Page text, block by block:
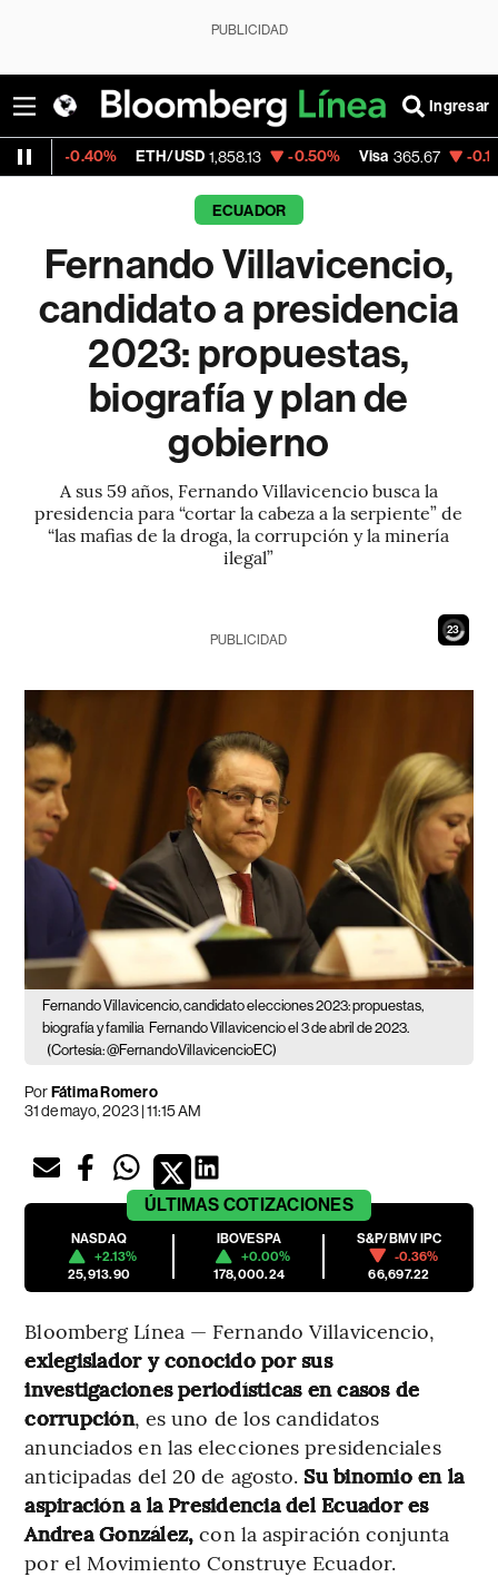
PUBLICIDAD
Ingresar
ETH/USD 1,858.13 -0.50% Visa 365.67 -0.13%
ECUADOR
Fernando Villavicencio,
candidato a presidencia
2023: propuestas,
biografía y plan de
gobierno
A sus 59 años, Fernando Villavicencio busca la
presidencia para “cortar la cabeza a la serpiente” de
“las mafias de la droga, la corrupción y la minería
ilegal”
21
PUBLICIDAD
Fernando Villavicencio, candidato elecciones 2023: propuestas,
biografía y familia Fernando Villavicencio el 3 de abril de 2023.
(Cortesía: @FernandoVillavicencioEC)
PorFátima Romero
31 de mayo, 2023 | 11:15 AM
ÚLTIMAS COTIZACIONES
NASDAQ
+2.13%
25,913.90
IBOVESPA
+0.00%
178,000.24
S&P/BMV IPC
-0.36%
66,697.22
Bloomberg Línea — Fernando Villavicencio,
exlegislador y conocido por sus
investigaciones periodísticas en casos de
corrupción, es uno de los candidatos
anunciados en las elecciones presidenciales
anticipadas del 20 de agosto. Su binomio en la
aspiración a la Presidencia del Ecuador es
Andrea González, con la aspiración conjunta
por el Movimiento Construye Ecuador.